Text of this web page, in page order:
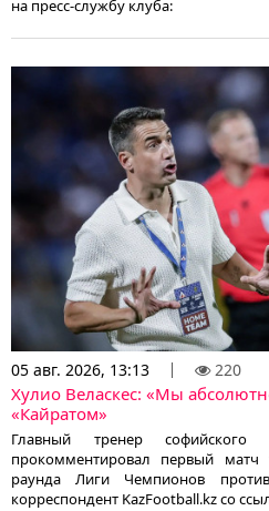
на пресс-службу клуба:
05 авг. 2026, 13:13 220
Хулио Веласкес: «Мы
«Кайратом»
Главный тренер софийского
прокомментировал первый матч
раунда Лиги Чемпионов
корреспондент KazFootball.kz со